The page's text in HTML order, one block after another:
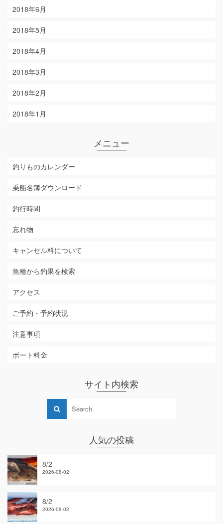
2018年6月
2018年5月
2018年4月
2018年3月
2018年2月
2018年1月
メニュー
釣りものカレンダー
乗船名簿ダウンロード
釣行時間
忘れ物
キャンセル料について
魚種から釣果を検索
アクセス
ご予約・予約状況
注意事項
ボート料金
サイト内検索
人気の投稿
8/2
2026-08-02
8/2
2026-08-02